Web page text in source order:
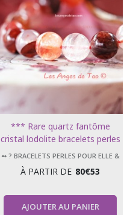
*** Rare quartz fantôme
cristal lodolite bracelets perles
8 mm et 10 mm ***
➻ ? BRACELETS PERLES POUR ELLE &
À PARTIR DE 80€53
AJOUTER AU PANIER